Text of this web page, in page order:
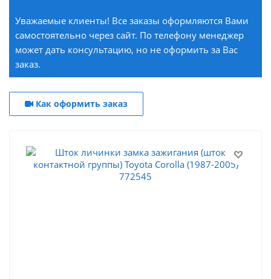
Уважаемые клиенты! Все заказы оформляются Вами
самостоятельно через сайт. По телефону менеджер
может дать консультацию, но не оформить за Вас
заказ.
Как оформить заказ